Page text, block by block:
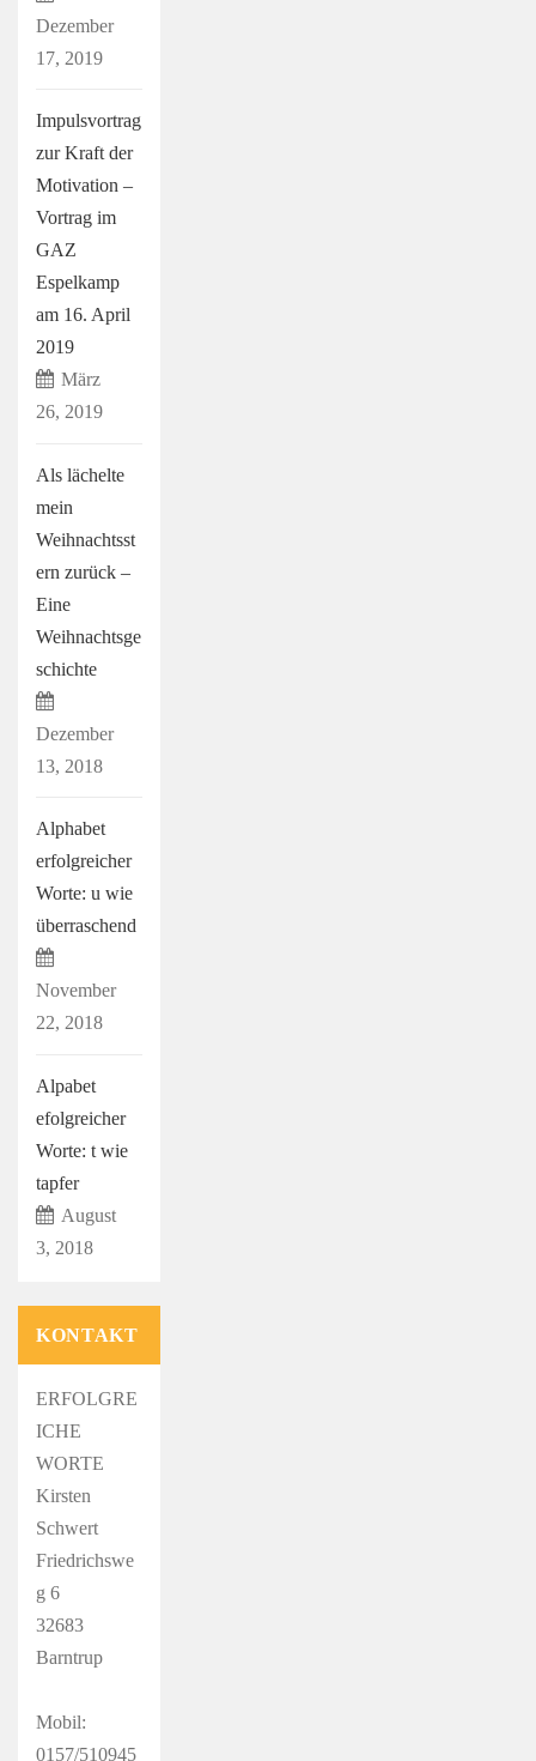
Dezember
17, 2019
Impulsvortrag
zur Kraft der
Motivation –
Vortrag im
GAZ
Espelkamp
am 16. April
2019
März
26, 2019
Als lächelte
mein
Weihnachtsst
ern zurück –
Eine
Weihnachtsge
schichte
Dezember
13, 2018
Alphabet
erfolgreicher
Worte: u wie
überraschend
November
22, 2018
Alpabet
efolgreicher
Worte: t wie
tapfer
August
3, 2018
KONTAKT
ERFOLGRE
ICHE
WORTE
Kirsten
Schwert
Friedrichswe
g 6
32683
Barntrup
Mobil:
0157/510945